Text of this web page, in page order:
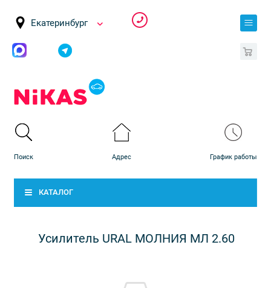
Екатеринбург
КАТАЛОГ
Усилитель URAL МОЛНИЯ МЛ 2.60